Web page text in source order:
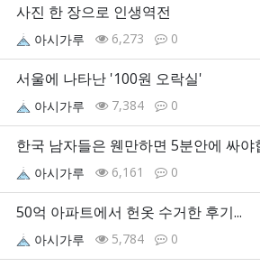
사진 한 장으로 인생역전
아시가루 6,273 0
서울에 나타난 '100원 오락실'
아시가루 7,384 0
한국 남자들은 웬만하면 5분안에 싸야
아시가루 6,161 0
50억 아파트에서 헌옷 수거한 후기...
아시가루 5,784 0